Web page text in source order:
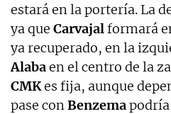
estará en la portería. La
ya que Carvajalformará
ya recuperado, en la
Alabaen el centro de la
CMKes fija, aunque
pase conBenzema